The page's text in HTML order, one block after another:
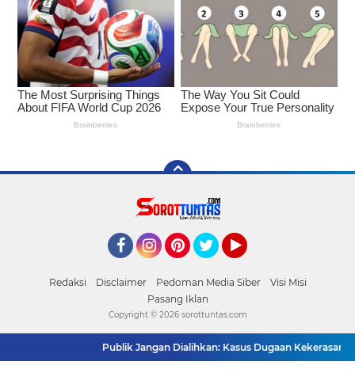
Redaksi Disclaimer Pedoman Media Siber
Visi Misi
Pasang Iklan
Publik Jangan Dialihkan: Kasus Dugaan Kekerasan di
Copyright © 2026 sorottuntas.com